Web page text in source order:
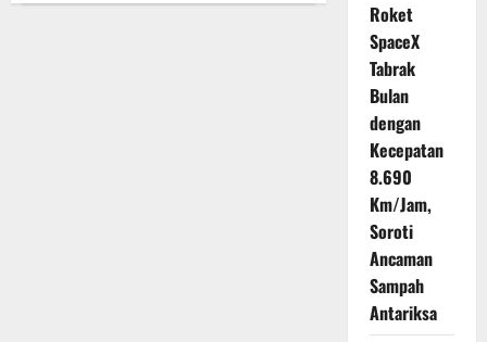
Militer
Roket
SpaceX
Tabrak
Bulan
dengan
Kecepatan
8.690
Km/Jam,
Soroti
Ancaman
Sampah
Antariksa